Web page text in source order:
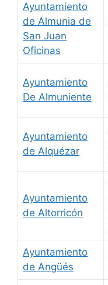
Ayuntamiento
de Almunia de
San Juan
Oficinas
Ayuntamiento
De Almuniente
Ayuntamiento
de Alquézar
Ayuntamiento
de Altorricón
Ayuntamiento
de Angüés